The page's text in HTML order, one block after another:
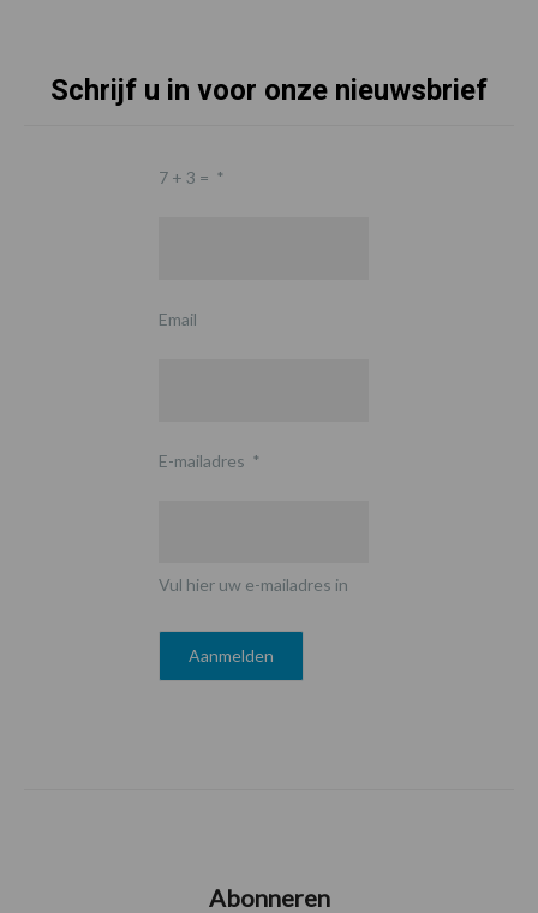
Schrijf u in voor onze nieuwsbrief
7 + 3 = *
Email
E-mailadres *
Vul hier uw e-mailadres in
Abonneren